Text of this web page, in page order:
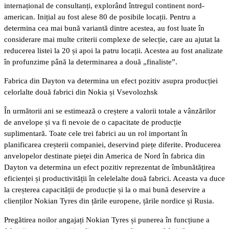
internațional de consultanți, explorând întregul continent nord-
american. Inițial au fost alese 80 de posibile locații. Pentru a
determina cea mai bună variantă dintre acestea, au fost luate în
considerare mai multe criterii complexe de selecție, care au ajutat la
reducerea listei la 20 și apoi la patru locații. Acestea au fost analizate
în profunzime până la determinarea a două „finaliste”.
Fabrica din Dayton va determina un efect pozitiv asupra producției
celorlalte două fabrici din Nokia și Vsevolozhsk
În următorii ani se estimează o creștere a valorii totale a vânzărilor
de anvelope și va fi nevoie de o capacitate de producție
suplimentară. Toate cele trei fabrici au un rol important în
planificarea creșterii companiei, deservind piețe diferite. Producerea
anvelopelor destinate pieței din America de Nord în fabrica din
Dayton va determina un efect pozitiv reprezentat de îmbunătățirea
eficienței și productivității în celelelalte două fabrici. Aceasta va duce
la creșterea capacității de producție și la o mai bună deservire a
clienților Nokian Tyres din țările europene, țările nordice și Rusia.
Pregătirea noilor angajați Nokian Tyres și punerea în funcțiune a